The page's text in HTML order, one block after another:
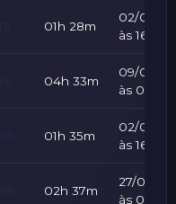
01h 28m
02/08/
às 16:59
04h 33m
09/08/
às 00:53
01h 35m
02/08/
às 16:59
02h 37m
27/07/
às 04:34